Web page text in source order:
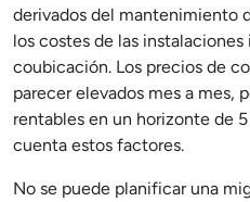
derivados del mantenimiento
los costes de las
coubicación. Los precios de
parecer elevados mes a mes,
rentables en un horizonte de
cuenta estos factores.
No se puede planificar una